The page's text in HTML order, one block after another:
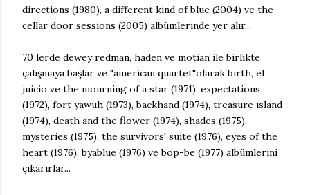
directions (1980), a different kind of blue (2004) ve the
cellar door sessions (2005) albümlerinde yer alır...
70 lerde dewey redman, haden ve motian ile birlikte
çalışmaya başlar ve "american quartet"olarak birth, el
juicio ve the mourning of a star (1971), expectations
(1972), fort yawuh (1973), backhand (1974), treasure ısland
(1974), death and the flower (1974), shades (1975),
mysteries (1975), the survivors' suite (1976), eyes of the
heart (1976), byablue (1976) ve bop-be (1977) albümlerini
çıkarırlar...